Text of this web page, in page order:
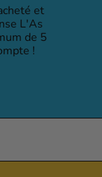
et
L'As
de 5
!